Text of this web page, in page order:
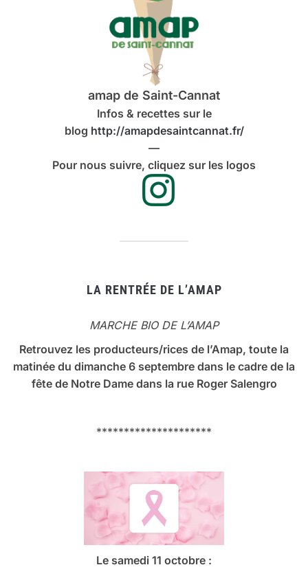
amap de Saint-Cannat
Infos & recettes sur le
blog http://amapdesaintcannat.fr/
—
Pour nous suivre, cliquez sur les logos
LA RENTRÉE DE L’AMAP
MARCHE BIO DE L’AMAP
Retrouvez les producteurs/rices de l’Amap, toute la
matinée du dimanche 6 septembre dans le cadre de la
fête de Notre Dame dans la rue Roger Salengro
*********************
Le samedi 11 octobre :